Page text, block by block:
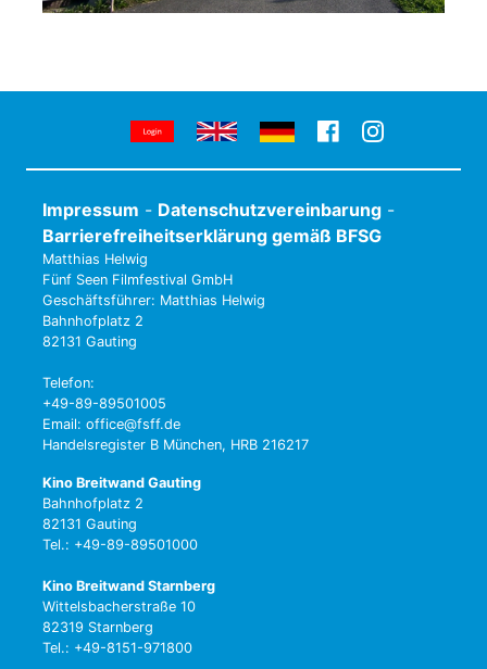
Impressum - Datenschutzvereinbarung -
Barrierefreiheitserklärung gemäß BFSG
Matthias Helwig
Fünf Seen Filmfestival GmbH
Geschäftsführer: Matthias Helwig
Bahnhofplatz 2
82131 Gauting
Telefon:
+49-89-89501005
Email: office@fsff.de
Handelsregister B München, HRB 216217
Kino Breitwand Gauting
Bahnhofplatz 2
82131 Gauting
Tel.: +49-89-89501000
Kino Breitwand Starnberg
Wittelsbacherstraße 10
82319 Starnberg
Tel.: +49-8151-971800